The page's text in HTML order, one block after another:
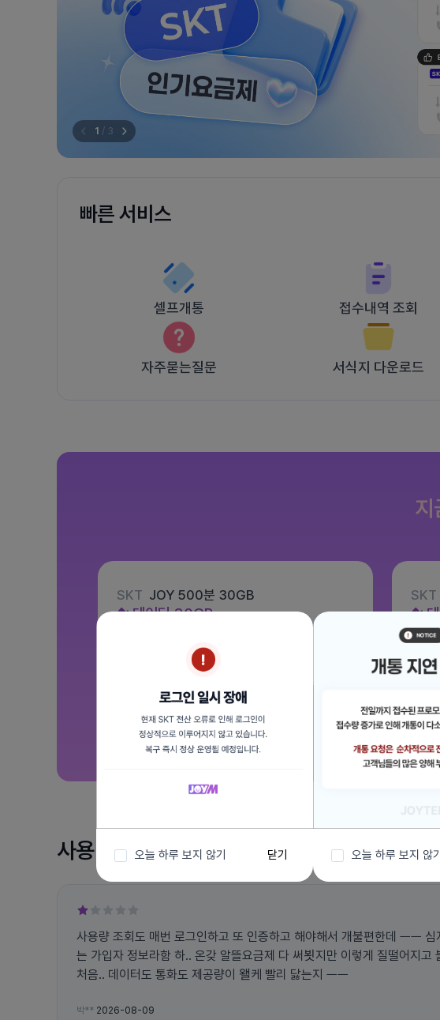
1 / 3
빠른 서비스
셀프개통 접수내역 조회
자주묻는질문 서식지 다운로드
지
SKT JOY 500분 30GB
데이터30GB
월 12,100원/ 평생할인
SKT
통화
월
사용 후기
사용량 조회도 매번 로그인하고 또 인증하고 해야해서 개불편한데 ㅡㅡ 심
는 가입자 정보라함 하.. 온갖 알뜰요금제 다 써뵛지만 이렇게 질떨어지고
처음.. 데이터도 통화도 제공량이 왤케 빨리 닳는지 ㅡㅡ
박** 2026-08-09
오늘 하루 보지 않기 닫기 오늘 하루 보지 않기